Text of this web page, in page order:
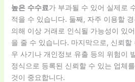
높은 수수료가 부과될 수 있어 실제로
적을 수 있습니다. 둘째, 자주 이용할
의해 이상 거래로 인식될 가능성이 있어
을 줄 수 있습니다. 마지막으로, 신뢰할
우 사기나 개인정보 유출 등의 위험이
정식으로 등록된 신뢰할 수 있는 업체
것이 중요합니다.